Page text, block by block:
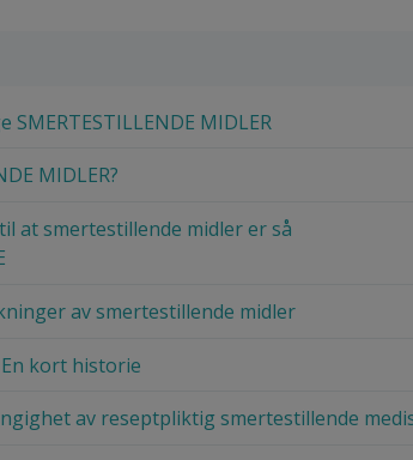
MIDLER
MIDLER?
at smertestillende midler er så
av smertestillende midler
kort historie
av reseptpliktig smertestillende